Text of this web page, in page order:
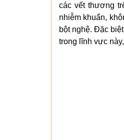
các vết thương
nhiễm khuẩn,
bột nghệ. Đặc
trong lĩnh vực